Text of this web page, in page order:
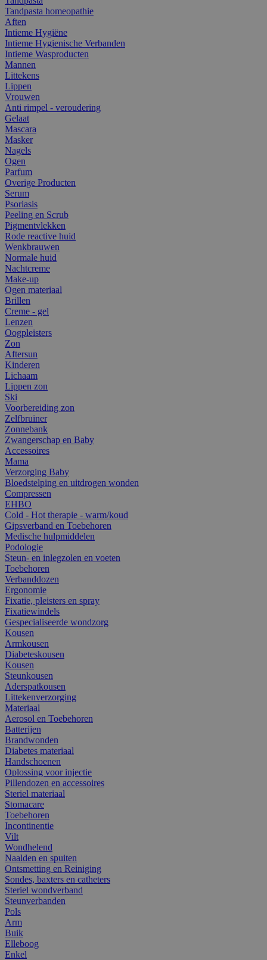
Tandpasta homeopathie
Aften
Intieme Hygiëne
Intieme Hygienische Verbanden
Intieme Wasproducten
Mannen
Littekens
Lippen
Vrouwen
Anti rimpel - veroudering
Gelaat
Mascara
Masker
Nagels
Ogen
Parfum
Overige Producten
Serum
Psoriasis
Peeling en Scrub
Pigmentvlekken
Rode reactive huid
Wenkbrauwen
Normale huid
Nachtcreme
Make-up
Ogen materiaal
Brillen
Creme - gel
Lenzen
Oogpleisters
Zon
Aftersun
Kinderen
Lichaam
Lippen zon
Ski
Voorbereiding zon
Zelfbruiner
Zonnebank
Zwangerschap en Baby
Accessoires
Mama
Verzorging Baby
Bloedstelping en uitdrogen wonden
Compressen
EHBO
Cold - Hot therapie - warm/koud
Gipsverband en Toebehoren
Medische hulpmiddelen
Podologie
Steun- en inlegzolen en voeten
Toebehoren
Verbanddozen
Ergonomie
Fixatie, pleisters en spray
Fixatiewindels
Gespecialiseerde wondzorg
Kousen
Armkousen
Diabeteskousen
Kousen
Steunkousen
Aderspatkousen
Littekenverzorging
Materiaal
Aerosol en Toebehoren
Batterijen
Brandwonden
Diabetes materiaal
Handschoenen
Oplossing voor injectie
Pillendozen en accessoires
Steriel materiaal
Stomacare
Toebehoren
Incontinentie
Vilt
Wondhelend
Naalden en spuiten
Ontsmetting en Reiniging
Sondes, baxters en catheters
Steriel wondverband
Steunverbanden
Pols
Arm
Buik
Elleboog
Enkel